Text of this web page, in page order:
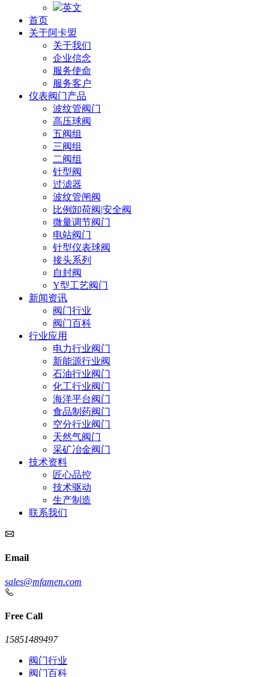
英文
首页
关于阿卡盟
关于我们
企业信念
服务使命
服务客户
仪表阀门产品
波纹管阀门
高压球阀
五阀组
三阀组
二阀组
针型阀
过滤器
波纹管闸阀
比例卸荷阀|安全阀
微量调节阀门
电站阀门
针型仪表球阀
接头系列
自封阀
Y型工艺阀门
新闻资讯
阀门行业
阀门百科
行业应用
电力行业阀门
新能源行业阀
石油行业阀门
化工行业阀门
海洋平台阀门
食品制药阀门
空分行业阀门
天然气阀门
采矿冶金阀门
技术资料
匠心品控
技术驱动
生产制造
联系我们
Email
sales@mfamen.com
Free Call
15851489497
阀门行业
阀门百科